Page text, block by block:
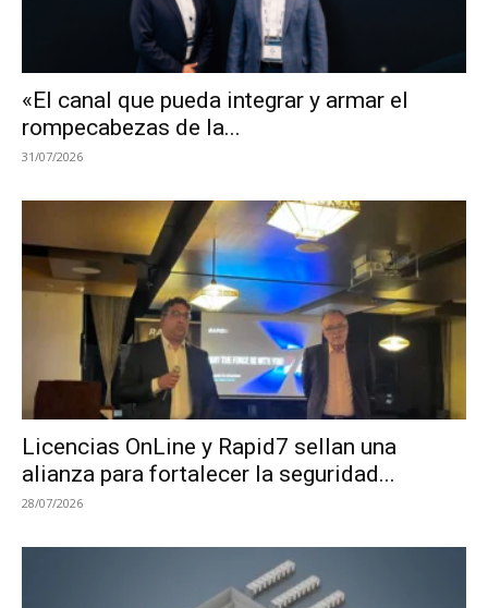
«El canal que pueda integrar y armar el
rompecabezas de la...
31/07/2026
Licencias OnLine y Rapid7 sellan una
alianza para fortalecer la seguridad...
28/07/2026